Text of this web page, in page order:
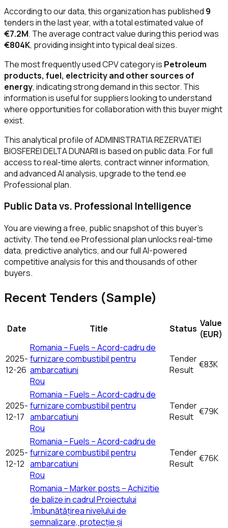
According to our data, this organization has published 9
tenders in the last year, with a total estimated value of
€7.2M. The average contract value during this period was
€804K, providing insight into typical deal sizes.
The most frequently used CPV category is Petroleum
products, fuel, electricity and other sources of
energy, indicating strong demand in this sector. This
information is useful for suppliers looking to understand
where opportunities for collaboration with this buyer might
exist.
This analytical profile of ADMINISTRATIA REZERVATIEI
BIOSFEREI DELTA DUNARII is based on public data. For full
access to real-time alerts, contract winner information,
and advanced AI analysis, upgrade to the tend.ee
Professional plan.
Public Data vs. Professional Intelligence
You are viewing a free, public snapshot of this buyer's
activity. The tend.ee Professional plan unlocks real-time
data, predictive analytics, and our full AI-powered
competitive analysis for this and thousands of other
buyers.
Recent Tenders (Sample)
Date Title Status Value
(EUR)
2025-
12-26
Romania – Fuels – Acord-cadru de
furnizare combustibil pentru
ambarcatiuni
Rou
Tender
Result €83K
2025-
12-17
Romania – Fuels – Acord-cadru de
furnizare combustibil pentru
ambarcatiuni
Rou
Tender
Result €79K
2025-
12-12
Romania – Fuels – Acord-cadru de
furnizare combustibil pentru
ambarcatiuni
Rou
Tender
Result €76K
Romania – Marker posts – Achizitie
de balize in cadrul Proiectului
„Îmbunătățirea nivelului de
semnalizare, protecție și